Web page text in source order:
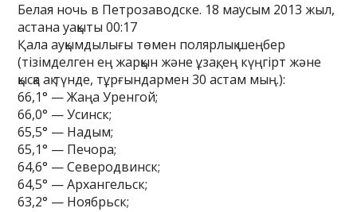
Белая ночь в Петрозаводске. 18 маусым 2013 жыл,
астана уақыты 00:17
Қала ауқымдылығы төмен полярлық шеңбер
(тізімделген ең жарқын және ұзақ, ең күңгірт және
қысқа ақ түнде, тұрғындармен 30 астам мың.):
66,1° — Жаңа Уренгой;
66,0° — Усинск;
65,5° — Надым;
65,1° — Печора;
64,6° — Северодвинск;
64,5° — Архангельск;
63,2° — Ноябрьск;